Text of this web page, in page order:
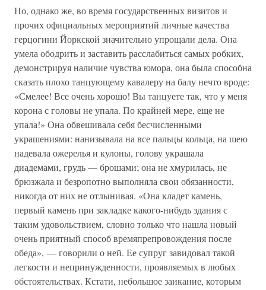
Но, однако же, во время государственных визитов и
прочих официальных мероприятий личные качества
герцогини Йоркской значительно упрощали дела. Она
умела ободрить и заставить расслабиться самых робких,
демонстрируя наличие чувства юмора, она была способна
сказать плохо танцующему кавалеру на балу нечто вроде:
«Смелее! Все очень хорошо! Вы танцуете так, что у меня
корона с головы не упала. По крайней мере, еще не
упала!» Она обвешивала себя бесчисленными
украшениями: нанизывала на все пальцы кольца, на шею
надевала ожерелья и кулоны, голову украшала
диадемами, грудь — брошами; она не хмурилась, не
брюзжала и безропотно выполняла свои обязанности,
никогда от них не отлынивая. «Она кладет камень,
первый камень при закладке какого-нибудь здания с
таким удовольствием, словно только что нашла новый
очень приятный способ времяпрепровождения после
обеда», — говорили о ней. Ее супруг завидовал такой
легкости и непринужденности, проявляемых в любых
обстоятельствах. Кстати, небольшое заикание, которым